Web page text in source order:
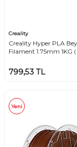
Creality
Creality Hyper PLA
Filament 1.75mm 1KG
799,53 TL
Yeni